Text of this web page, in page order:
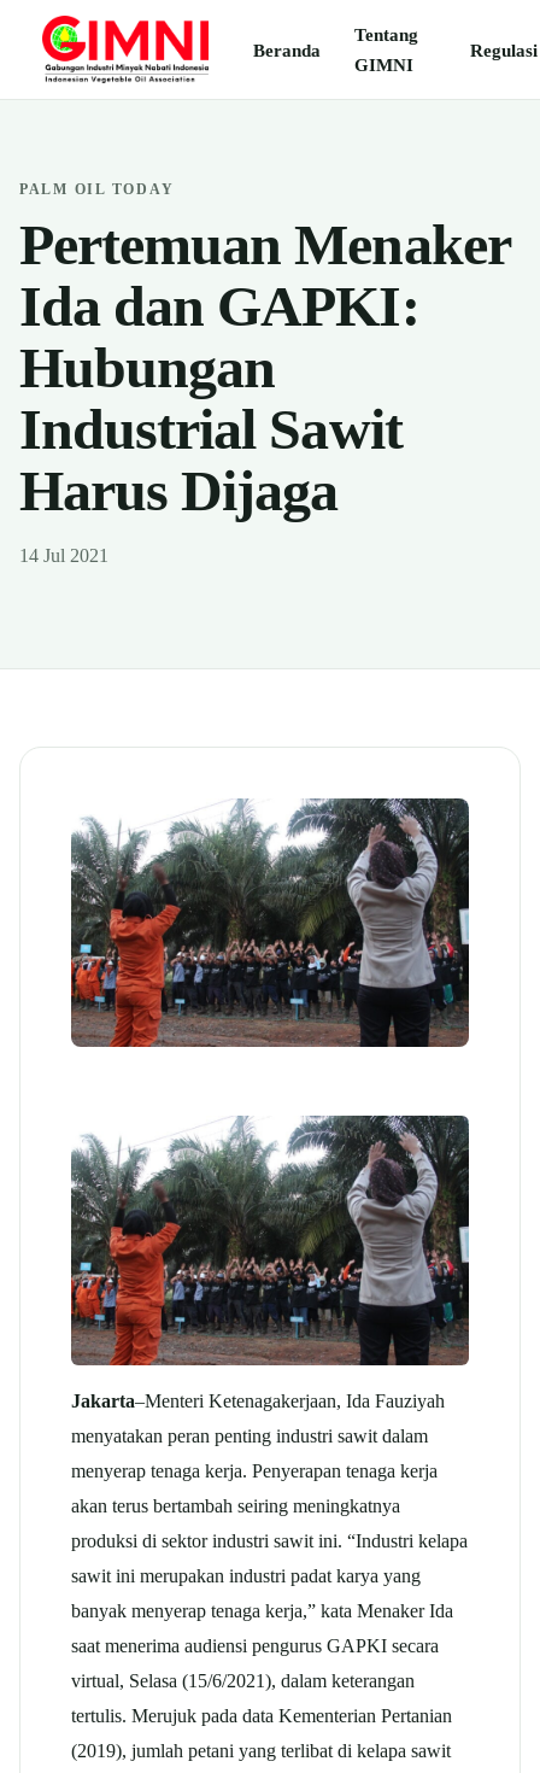
Beranda
Tentang
GIMNI
Regulasi
PALM OIL TODAY
Pertemuan Menaker
Ida dan GAPKI:
Hubungan
Industrial Sawit
Harus Dijaga
14 Jul 2021
Jakarta–Menteri Ketenagakerjaan, Ida Fauziyah
menyatakan peran penting industri sawit dalam
menyerap tenaga kerja. Penyerapan tenaga kerja
akan terus bertambah seiring meningkatnya
produksi di sektor industri sawit ini. “Industri kelapa
sawit ini merupakan industri padat karya yang
banyak menyerap tenaga kerja,” kata Menaker Ida
saat menerima audiensi pengurus GAPKI secara
virtual, Selasa (15/6/2021), dalam keterangan
tertulis. Merujuk pada data Kementerian Pertanian
(2019), jumlah petani yang terlibat di kelapa sawit